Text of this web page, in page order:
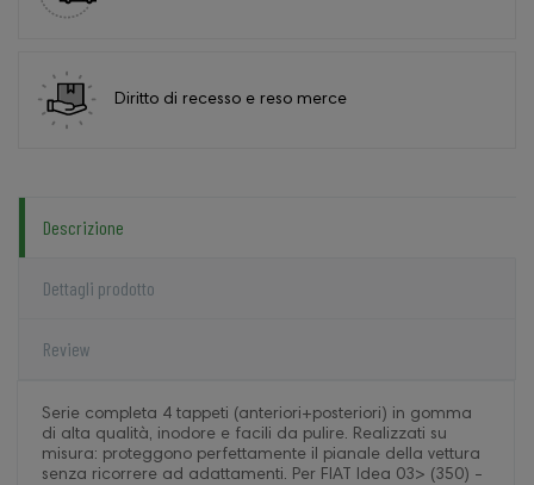
Diritto di recesso e reso merce
Descrizione
Dettagli prodotto
Review
Serie completa 4 tappeti (anteriori+posteriori) in gomma
di alta qualità, inodore e facili da pulire. Realizzati su
misura: proteggono perfettamente il pianale della vettura
senza ricorrere ad adattamenti. Per FIAT Idea 03> (350) -